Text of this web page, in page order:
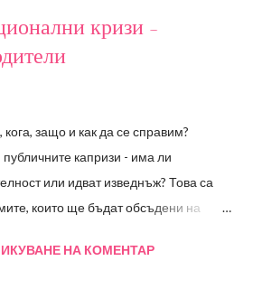
кризи -
защо и как да се справим?
капризи - има ли
или идват изведнъж? Това са
които ще бъдат обсъдени на
вас най-много вълнуват.
за родители на деца от 0 до 7
НА КОМЕНТАР